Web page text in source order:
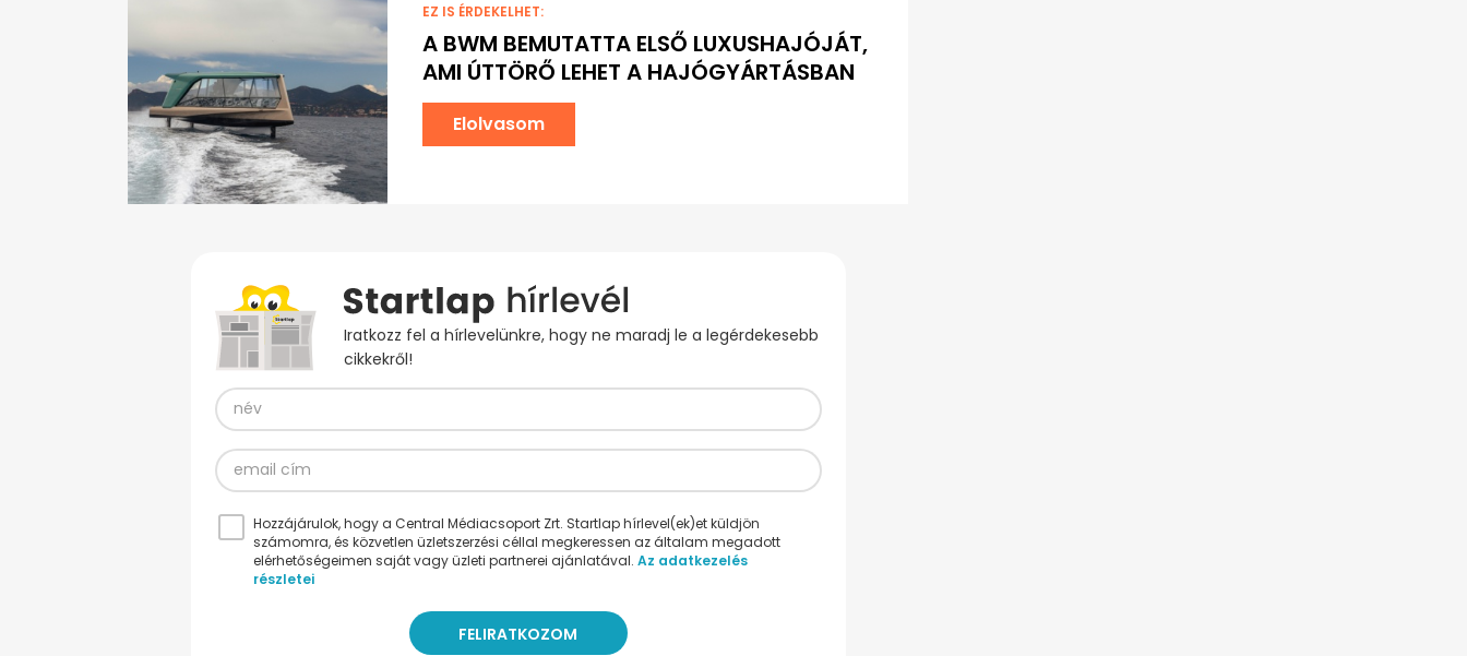
EZ IS ÉRDEKELHET:
A BWM BEMUTATTA ELSŐ LUXUSHAJÓJÁT,
AMI ÚTTÖRŐ LEHET A HAJÓGYÁRTÁSBAN
Elolvasom
Iratkozz fel a hírlevelünkre, hogy ne maradj le a legérdekesebb
cikkekről!
Hozzájárulok, hogy a Central Médiacsoport Zrt. Startlap hírlevel(ek)et küldjön
számomra, és közvetlen üzletszerzési céllal megkeressen az általam megadott
elérhetőségeimen saját vagy üzleti partnerei ajánlatával. Az adatkezelés
részletei